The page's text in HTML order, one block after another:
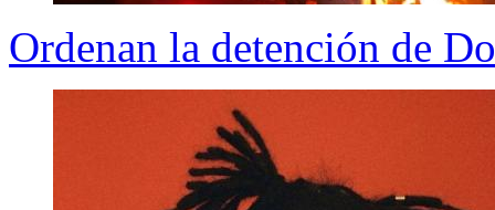
Ordenan la detención de